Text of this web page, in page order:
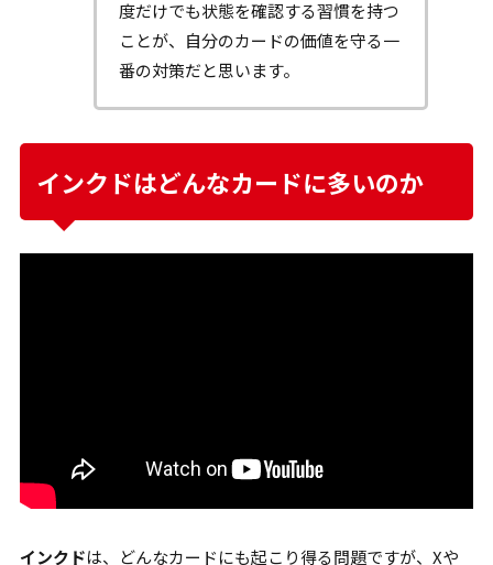
度だけでも状態を確認する習慣を持つ
ことが、自分のカードの価値を守る一
番の対策だと思います。
インクドはどんなカードに多いのか
インクドは、どんなカードにも起こり得る問題ですが、Xや